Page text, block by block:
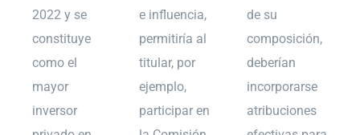
2022 y se
constituye
como el
mayor
inversor
e influencia,
permitiría al
titular, por
ejemplo,
participar en
de su
composición,
deberían
incorporarse
atribuciones